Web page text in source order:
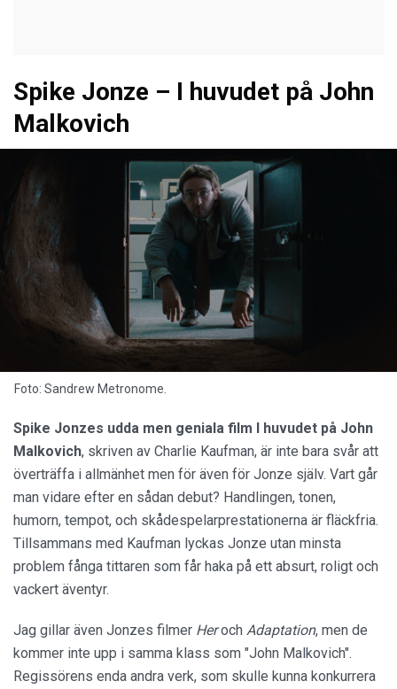
Spike Jonze – I huvudet på John
Malkovich
Foto: Sandrew Metronome.
Spike Jonzes udda men geniala film I huvudet på John
Malkovich, skriven av Charlie Kaufman, är inte bara svår att
överträffa i allmänhet men för även för Jonze själv. Vart går
man vidare efter en sådan debut? Handlingen, tonen,
humorn, tempot, och skådespelarprestationerna är fläckfria.
Tillsammans med Kaufman lyckas Jonze utan minsta
problem fånga tittaren som får haka på ett absurt, roligt och
vackert äventyr.
Jag gillar även Jonzes filmer Heroch Adaptation, men de
kommer inte upp i samma klass som "John Malkovich".
Regissörens enda andra verk, som skulle kunna konkurrera